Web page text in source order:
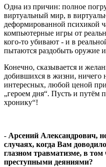
Одна из причин: полное
виртуальный мир, в
деформированной психикой
компьютерные игры от
кого-то убивают - и в
пытаются раздобыть оружие и
Конечно, сказывается и
добившихся в жизни, ничего
интересных, любой ценой
„героем дня“. Пусть и путём
хронику“!
- Арсений Александрович,
случаях, когда Вам
глазном травматизме, в том
преступными деяниями?